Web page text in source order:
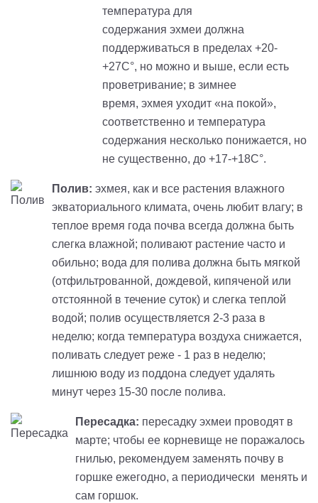
температура для
содержания эхмеи должна
поддерживаться в пределах +20-
+27С°, но можно и выше, если есть
проветривание; в зимнее
время, эхмея уходит «на покой»,
соответственно и температура
содержания несколько понижается, но
не существенно, до +17-+18С°.
Полив: эхмея, как и все растения влажного
экваториального климата, очень любит влагу; в
теплое время года почва всегда должна быть
слегка влажной; поливают растение часто и
обильно; вода для полива должна быть мягкой
(отфильтрованной, дождевой, кипяченой или
отстоянной в течение суток) и слегка теплой
водой; полив осуществляется 2-3 раза в
неделю; когда температура воздуха снижается,
поливать следует реже - 1 раз в неделю;
лишнюю воду из поддона следует удалять
минут через 15-30 после полива.
Пересадка: пересадку эхмеи проводят в
марте; чтобы ее корневище не поражалось
гнилью, рекомендуем заменять почву в
горшке ежегодно, а периодически менять и
сам горшок.